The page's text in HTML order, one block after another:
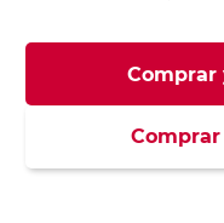
Comprar